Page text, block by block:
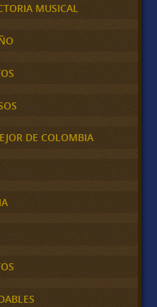
MUSICAL
DE COLOMBIA